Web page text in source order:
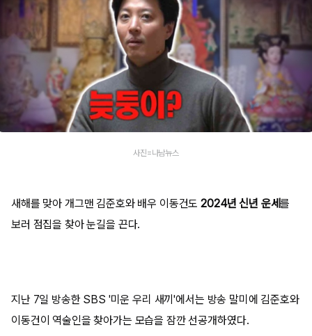
사진=나남뉴스
새해를 맞아 개그맨 김준호와 배우 이동건도2024년 신년 운세를
보러 점집을 찾아 눈길을 끈다.
지난 7일 방송한 SBS '미운 우리 새끼'에서는 방송 말미에 김준호와
이동건이 역술인을 찾아가는 모습을 잠깐 선공개하였다.